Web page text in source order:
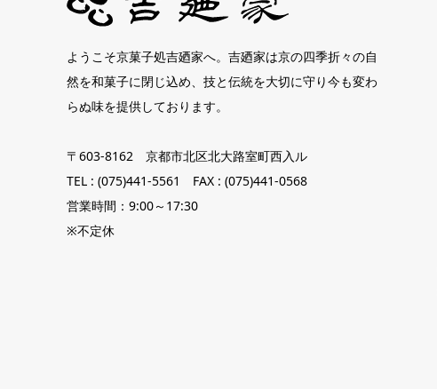
ようこそ京菓子処吉廼家へ。吉廼家は京の四季折々の自
然を和菓子に閉じ込め、技と伝統を大切に守り今も変わ
らぬ味を提供しております。
〒603-8162 京都市北区北大路室町西入ル
TEL : (075)441-5561 FAX : (075)441-0568
営業時間：9:00～17:30
※不定休